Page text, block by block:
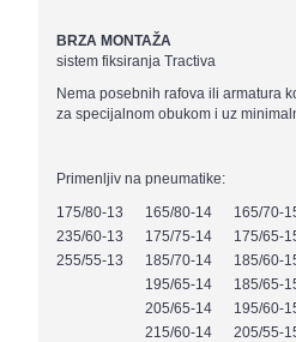
BRZA MONTAŽA
sistem fiksiranja Tractiva
Nema posebnih rafova ili armatura
za specijalnom obukom i uz
Primenljiv na pneumatike:
175/80-13
165/80-14 165/70-
235/60-13
175/75-14 175/65-
255/55-13
185/70-14 185/60-
195/65-14
185/65-
205/65-14
195/60-
215/60-14
205/55-